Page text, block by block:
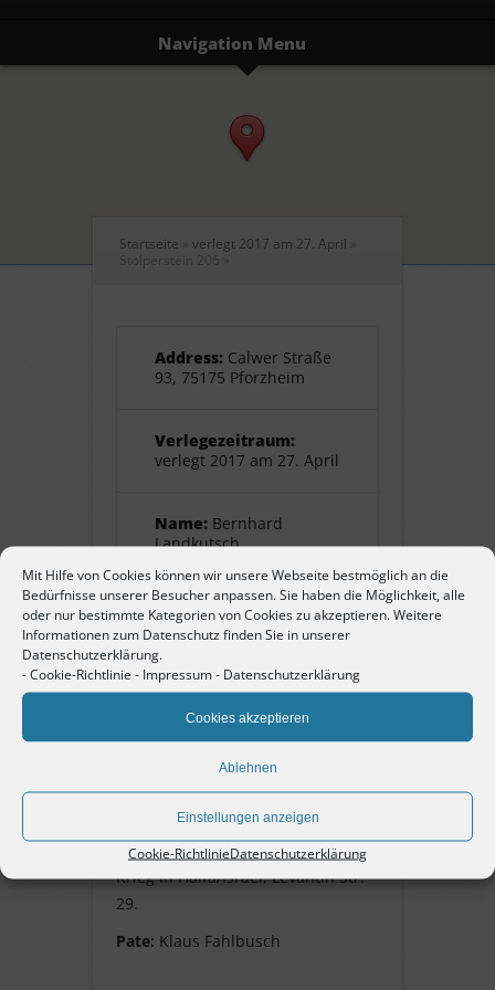
Mit Hilfe von Cookies können wir unsere Webseite bestmöglich an die
Bedürfnisse unserer Besucher anpassen. Sie haben die Möglichkeit, alle
oder nur bestimmte Kategorien von Cookies zu akzeptieren. Weitere
Informationen zum Datenschutz finden Sie in unserer
Datenschutzerklärung.
-Cookie-Richtlinie - Impressum- Datenschutzerklärung
Cookies akzeptieren
Ablehnen
Einstellungen anzeigen
Cookie-RichtlinieDatenschutzerklärung
Navigation Menu
Startseite » verlegt 2017 am 27. April »
Stolperstein 206 »
Address: Calwer Straße
93, 75175 Pforzheim
Verlegezeitraum:
verlegt 2017 am 27. April
Name: Bernhard
Landkutsch
Pate:Klaus Fahlbusch
Bernhard Landkutsch
geb. 15. März 1921 in Pforzheim.
Sohn von Betty und Leiser Louis
Landkutsch, Bruder von Friederike
Landkutsch. 1938 Flucht nach
Palästina. Er wohnte nach dem
Krieg in Haifa/Israel, Levantin Str.
29.
Pate: Klaus Fahlbusch